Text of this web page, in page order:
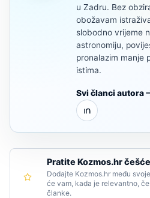
u Zadru. Bez
obožavam
slobodno vrijeme
astronomiju,
pronalazim manje
istima.
Svi članci autora
Pratite Kozmos.hr
Dodajte Kozmos.hr među
će vam, kada je relevantno,
članke.